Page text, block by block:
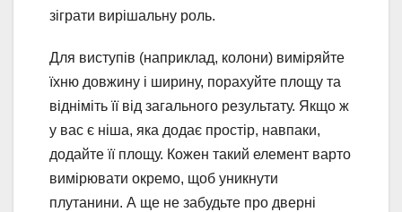
зіграти вирішальну роль.
Для виступів (наприклад, колони) виміряйте
їхню довжину і ширину, порахуйте площу та
відніміть її від загального результату. Якщо ж
у вас є ніша, яка додає простір, навпаки,
додайте її площу. Кожен такий елемент варто
вимірювати окремо, щоб уникнути
плутанини. А ще не забудьте про дверні